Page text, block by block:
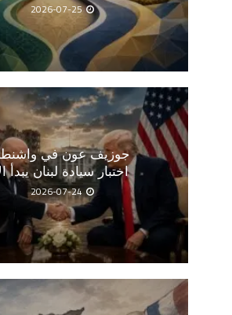
2026-07-25
جوزيف عون في
اختبار سيادة لبنان يبدأ
2026-07-24